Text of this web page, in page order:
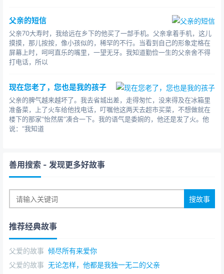
重，他就像一只旋转的陀螺，只有不断提高自己，才能跟
上快节奏的生活。不知什么时候，他变得越来越像父亲，
处处精打细算，每次回家，为了节省80元的路费，他宁愿
坐夜班车回家。
人生的经历让他成长。当他尝过生活百味，才终于明
白父亲的爱。
他时常悔恨自己在年少时，总是欺负那个最爱他的
人，那个人疼他爱他，无论他怎样伤害，总也割舍不下对
了他。
他深深地知道，在未来的岁月里，他要做的就是成为
最疼父亲的那个人，就像父亲当年爱他一样。
父亲的短信
父亲70大寿时，我给远在乡下的他买了一部手机。父亲拿着手机，这儿
摸摸，那儿按按，像小孩似的，稀罕的不行。当看到自己的形象定格在
屏幕上时，呵呵直乐的嘴里，一望无牙。我知道勤俭一生的父亲舍不得
打电话，所以
现在您老了，您也是我的孩子
父亲的脾气越来越坏了。我去省城出差，走得匆忙，没来得及在冰箱里
准备菜，上了火车给他找电话，叮嘱他这两天去超市买菜，不想做就在
楼下的那家“怡然居”凑合一下。我的语气是委婉的，他还是发了火。他
说：“我知道
善用搜索 - 发现更多好故事
推荐经典故事
父爱的故事 倾尽所有来爱你
父爱的故事 无论怎样，他都是我独一无二的父亲